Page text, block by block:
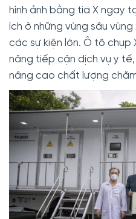
hình ảnh bằng tia X ngay
ích ở những vùng sâu
các sự kiện lớn. Ô tô chụp
năng tiếp cận dịch vụ y
nâng cao chất lượng